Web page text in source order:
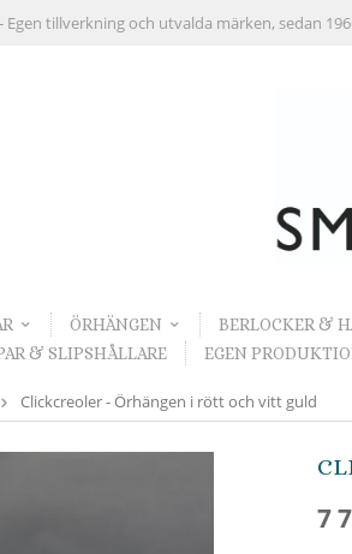
Egen tillverkning och utvalda märken, sedan
ÖRHÄNGEN BERLOCKER &
& SLIPSHÅLLARE
EGEN
Clickcreoler - Örhängen i rött och vitt guld
7